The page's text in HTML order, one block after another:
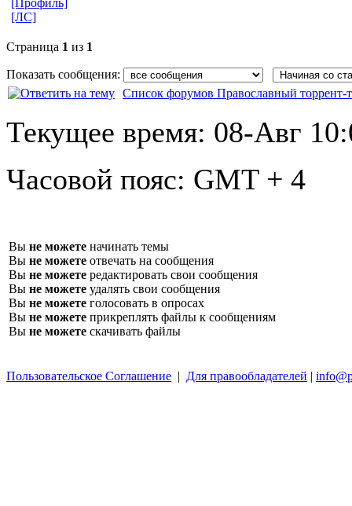
[ЛС]
Страница 1 из 1
Показать сообщения:
Список форумов Православный торрент-
Текущее время: 08-Авг
Часовой пояс: GMT + 4
Вы не можете начинать темы
Вы не можете отвечать на сообщения
Вы не можете редактировать свои сообщения
Вы не можете удалять свои сообщения
Вы не можете голосовать в опросах
Вы не можете прикреплять файлы к сообщениям
Вы не можете скачивать файлы
Пользовательское Соглашение | Для правообладателей |